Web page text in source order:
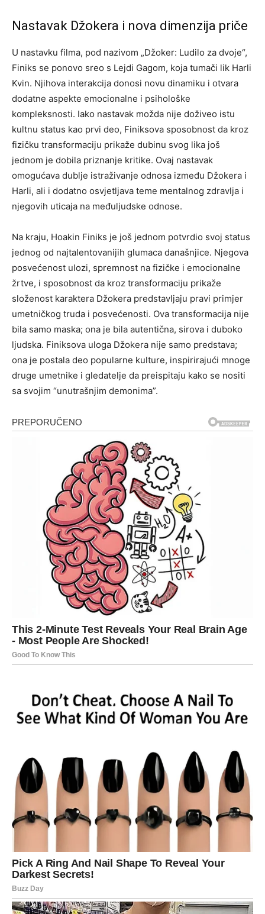
Nastavak Džokera i nova dimenzija priče
U nastavku filma, pod nazivom „Džoker: Ludilo za dvoje“,
Finiks se ponovo sreo s Lejdi Gagom, koja tumači lik Harli
Kvin. Njihova interakcija donosi novu dinamiku i otvara
dodatne aspekte emocionalne i psihološke
kompleksnosti. Iako nastavak možda nije doživeo istu
kultnu status kao prvi deo, Finiksova sposobnost da kroz
fizičku transformaciju prikaže dubinu svog lika još
jednom je dobila priznanje kritike. Ovaj nastavak
omogućava dublje istraživanje odnosa između Džokera i
Harli, ali i dodatno osvjetljava teme mentalnog zdravlja i
njegovih uticaja na međuljudske odnose.
Na kraju, Hoakin Finiks je još jednom potvrdio svoj status
jednog od najtalentovanijih glumaca današnjice. Njegova
posvećenost ulozi, spremnost na fizičke i emocionalne
žrtve, i sposobnost da kroz transformaciju prikaže
složenost karaktera Džokera predstavljaju pravi primjer
umetničkog truda i posvećenosti. Ova transformacija nije
bila samo maska; ona je bila autentična, sirova i duboko
ljudska. Finiksova uloga Džokera nije samo predstava;
ona je postala deo popularne kulture, inspirirajući mnoge
druge umetnike i gledatelje da preispitaju kako se nositi
sa svojim “unutrašnjim demonima”.